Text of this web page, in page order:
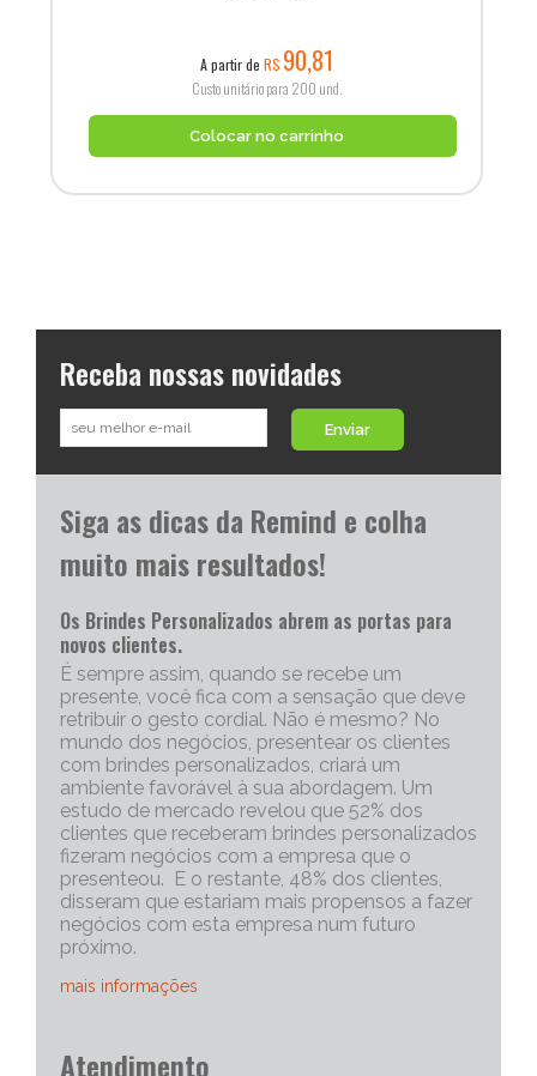
A partir de R$ 90,81
Custo unitário para 200 und.
Colocar no carrinho
Receba nossas novidades
Enviar
Siga as dicas da Remind e colha
muito mais resultados!
Os Brindes Personalizados abrem as portas para
novos clientes.
É sempre assim, quando se recebe um
presente, você fica com a sensação que deve
retribuir o gesto cordial. Não é mesmo? No
mundo dos negócios, presentear os clientes
com brindes personalizados, criará um
ambiente favorável à sua abordagem. Um
estudo de mercado revelou que 52% dos
clientes que receberam brindes personalizados
fizeram negócios com a empresa que o
presenteou. E o restante, 48% dos clientes,
disseram que estariam mais propensos a fazer
negócios com esta empresa num futuro
próximo.
mais informações
eficazes para iniciar uma conversa com um
Atendimento